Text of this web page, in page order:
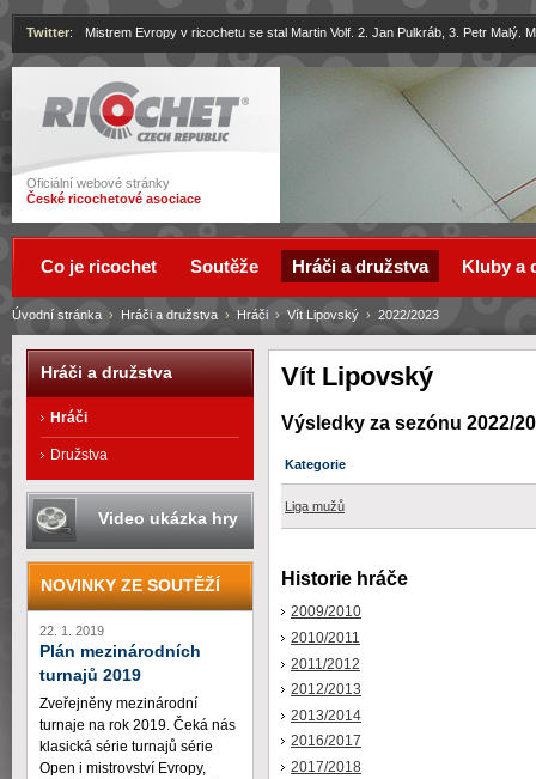
Ricochet
Oficiální webové stránky
České ricochetové asociace
Twitter: Mistrem Evropy v ricochetu se stal Martin Volf. 2. Jan Pulkráb, 3. Petr Malý.
Vít Lipovský
Výsledky za sezónu 2022/
Kategorie
Liga mužů
Historie hráče
2009/2010
2010/2011
2011/2012
2012/2013
2013/2014
2016/2017
2017/2018
Úvodní stránka › Hráči a družstva › Hráči › Vít Lipovský › 2022/2023
Co je ricochet Soutěže Hráči a družstva Kluby a
Hráči a družstva
Hráči
Družstva
Video ukázka hry
NOVINKY ZE SOUTĚŽÍ
22. 1. 2019
Plán mezinárodních
turnajů 2019
Zveřejněny mezinárodní
turnaje na rok 2019. Čeká nás
klasická série turnajů série
Open i mistrovství Evropy,